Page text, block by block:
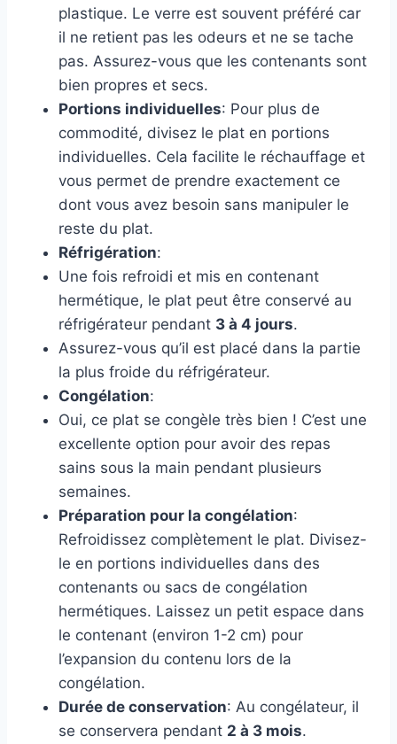
plastique. Le verre est souvent préféré car
il ne retient pas les odeurs et ne se tache
pas. Assurez-vous que les contenants sont
bien propres et secs.
Portions individuelles: Pour plus de
commodité, divisez le plat en portions
individuelles. Cela facilite le réchauffage et
vous permet de prendre exactement ce
dont vous avez besoin sans manipuler le
reste du plat.
Réfrigération:
Une fois refroidi et mis en contenant
hermétique, le plat peut être conservé au
réfrigérateur pendant 3 à 4 jours.
Assurez-vous qu’il est placé dans la partie
la plus froide du réfrigérateur.
Congélation:
Oui, ce plat se congèle très bien ! C’est une
excellente option pour avoir des repas
sains sous la main pendant plusieurs
semaines.
Préparation pour la congélation:
Refroidissez complètement le plat. Divisez-
le en portions individuelles dans des
contenants ou sacs de congélation
hermétiques. Laissez un petit espace dans
le contenant (environ 1-2 cm) pour
l’expansion du contenu lors de la
congélation.
Durée de conservation: Au congélateur, il
se conservera pendant 2 à 3 mois.